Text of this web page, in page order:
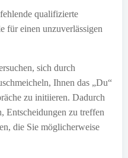
qualifizierte
für einen unzuverlässigen
sich durch
Ihnen das „Du“
zu initiieren. Dadurch
Entscheidungen zu treffen
die Sie möglicherweise